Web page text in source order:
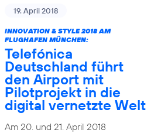
19. April 2018
INNOVATION & STYLE 2018 AM
FLUGHAFEN MÜNCHEN:
Telefónica
Deutschland führt
den Airport mit
Pilotprojekt in die
digital vernetzte Welt
Am 20. und 21. April 2018